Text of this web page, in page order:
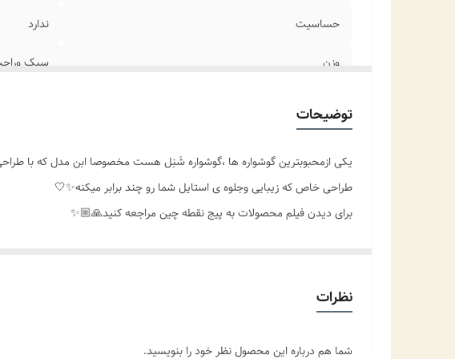
حساسیت ندارد
وزن سبک
موارد استفاده
توضیحات
یکی ازمحبوبترین گوشواره ها ،گوشواره شَنِل هست مخصوصا ابن مدل که با
طراحی خاص که زیبایی وجلوه ی استایل شما رو چند برابر میکنه✨️🤍
برای دیدن فیلم محصولات به پیج نقطه چین مراجعه کنید🙏🏼✨️
نظرات
شما هم درباره این محصول نظر خود را بنویسید.